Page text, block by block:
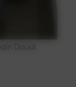
Douai